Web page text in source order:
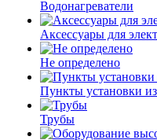
Водонагреватели
Аксессуары для
Не определено
Пункты установки
Трубы